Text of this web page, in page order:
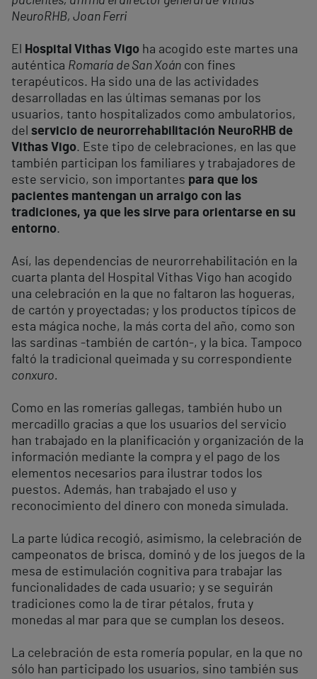
NeuroRHB, Joan Ferri
El Hospital Vithas Vigo ha acogido este martes una
auténtica Romaría de San Xoán con fines
terapéuticos. Ha sido una de las actividades
desarrolladas en las últimas semanas por los
usuarios, tanto hospitalizados como ambulatorios,
del servicio de neurorrehabilitación NeuroRHB de
Vithas Vigo. Este tipo de celebraciones, en las que
también participan los familiares y trabajadores de
este servicio, son importantes para que los
pacientes mantengan un arraigo con las
tradiciones, ya que les sirve para orientarse en su
entorno.
Así, las dependencias de neurorrehabilitación en la
cuarta planta del Hospital Vithas Vigo han acogido
una celebración en la que no faltaron las hogueras,
de cartón y proyectadas; y los productos típicos de
esta mágica noche, la más corta del año, como son
las sardinas -también de cartón-, y la bica. Tampoco
faltó la tradicional queimada y su correspondiente
conxuro.
Como en las romerías gallegas, también hubo un
mercadillo gracias a que los usuarios del servicio
han trabajado en la planificación y organización de la
información mediante la compra y el pago de los
elementos necesarios para ilustrar todos los
puestos. Además, han trabajado el uso y
reconocimiento del dinero con moneda simulada.
La parte lúdica recogió, asimismo, la celebración de
campeonatos de brisca, dominó y de los juegos de la
mesa de estimulación cognitiva para trabajar las
funcionalidades de cada usuario; y se seguirán
tradiciones como la de tirar pétalos, fruta y
monedas al mar para que se cumplan los deseos.
La celebración de esta romería popular, en la que no
sólo han participado los usuarios, sino también sus